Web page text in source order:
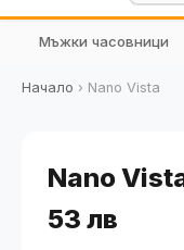
Мъжки часовници
Начало › Nano Vista
Nano
53 лв